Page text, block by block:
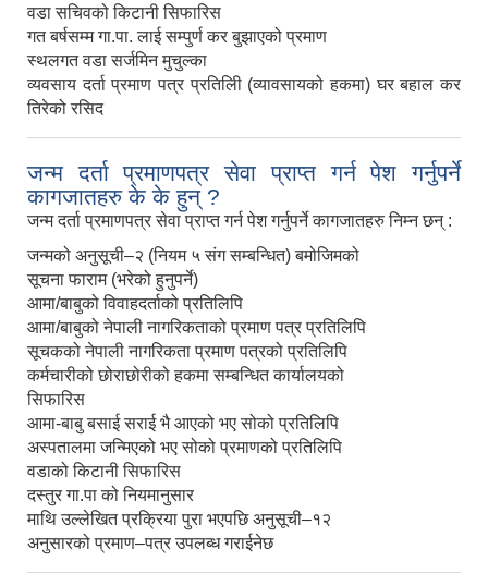
वडा सचिवको किटानी सिफारिस
गत बर्षसम्म गा.पा. लाई सम्पुर्ण कर बुझाएको प्रमाण
स्थलगत वडा सर्जमिन मुचुल्का
व्यवसाय दर्ता प्रमाण पत्र प्रतिलिी (व्यावसायको हकमा) घर बहाल कर
तिरेको रसिद
जन्म दर्ता प्रमाणपत्र सेवा प्राप्त गर्न पेश गर्नुपर्ने
कागजातहरु के के हुन् ?
जन्म दर्ता प्रमाणपत्र सेवा प्राप्त गर्न पेश गर्नुपर्ने कागजातहरु निम्न छन् :
जन्मको अनुसूची–२ (नियम ५ संग सम्बन्धित) बमोजिमको
सूचना फाराम (भरेको हुनुपर्ने)
आमा/बाबुको विवाहदर्ताको प्रतिलिपि
आमा/बाबुको नेपाली नागरिकताको प्रमाण पत्र प्रतिलिपि
सूचकको नेपाली नागरिकता प्रमाण पत्रको प्रतिलिपि
कर्मचारीको छोराछोरीको हकमा सम्बन्धित कार्यालयको
सिफारिस
आमा-बाबु बसाई सराई भै आएको भए सोको प्रतिलिपि
अस्पतालमा जन्मिएको भए सोको प्रमाणको प्रतिलिपि
वडाको किटानी सिफारिस
दस्तुर गा.पा को नियमानुसार
माथि उल्लेखित प्रक्रिया पुरा भएपछि अनुसूची–१२
अनुसारको प्रमाण–पत्र उपलब्ध गराईनेछ